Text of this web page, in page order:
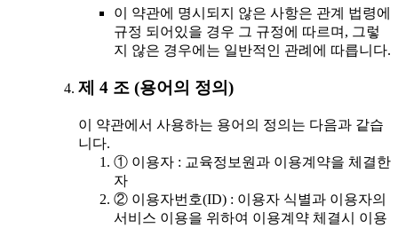
이 약관에 명시되지 않은 사항은 관계 법령에
규정 되어있을 경우 그 규정에 따르며, 그렇
지 않은 경우에는 일반적인 관례에 따릅니다.
제 4 조 (용어의 정의)
이 약관에서 사용하는 용어의 정의는 다음과 같습
니다.
① 이용자 : 교육정보원과 이용계약을 체결한
자
② 이용자번호(ID) : 이용자 식별과 이용자의
서비스 이용을 위하여 이용계약 체결시 이용